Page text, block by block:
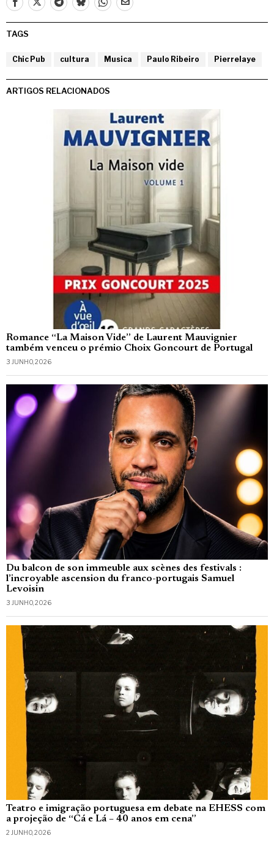
TAGS
Chic Pub cultura Musica Paulo Ribeiro Pierrelaye
ARTIGOS RELACIONADOS
Romance “La Maison Vide” de Laurent Mauvignier
também venceu o prémio Choix Goncourt de Portugal
3 JUNHO, 2026
Du balcon de son immeuble aux scènes des festivals :
l’incroyable ascension du franco-portugais Samuel
Levoisin
3 JUNHO, 2026
Teatro e imigração portuguesa em debate na EHESS com
a projeção de “Cá e Lá – 40 anos em cena”
2 JUNHO, 2026